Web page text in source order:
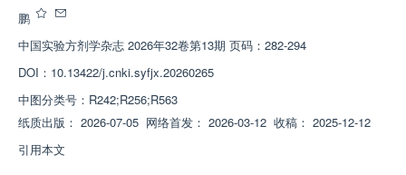
miRNA调控机制，为哮喘精准治疗开辟了新方向。
鹏
中国实验方剂学杂志 2026年32卷第13期 页码：282-294
DOI： 10.13422/j.cnki.syfjx.20260265
中图分类号： R242;R256;R563
纸质出版： 2026-07-05 网络首发： 2026-03-12 收稿： 2025-12-12
引用本文